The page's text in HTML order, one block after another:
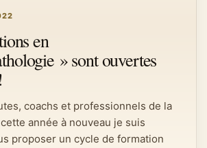
en
» sont ouvertes
coachs et professionnels de la
année à nouveau je suis
proposer un cycle de formation